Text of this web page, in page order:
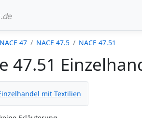
NACE 47 NACE 47.5 NACE 47.51
47.51
mit Textilien